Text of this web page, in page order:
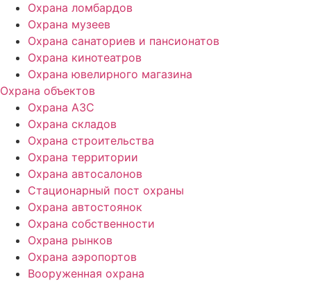
Охрана ломбардов
Охрана музеев
Охрана санаториев и пансионатов
Охрана кинотеатров
Охрана ювелирного магазина
Охрана объектов
Охрана АЗС
Охрана складов
Охрана строительства
Охрана территории
Охрана автосалонов
Стационарный пост охраны
Охрана автостоянок
Охрана собственности
Охрана рынков
Охрана аэропортов
Вооруженная охрана